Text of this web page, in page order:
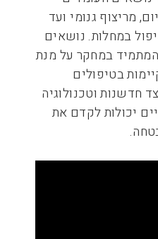
מריצוף גנומי ועד
במחלות. נושאים
במחקר על מנת
בטיפולים
חדשנות וטכנולוגיה
יכולות לקדם את